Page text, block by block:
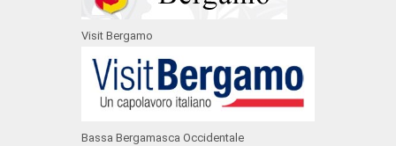
Visit Bergamo
Bassa Bergamasca Occidentale